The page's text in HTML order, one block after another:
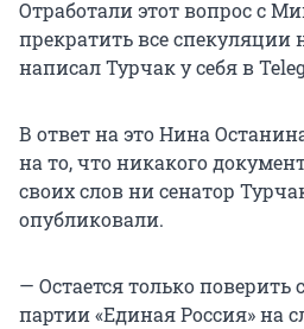
Отработали этот вопрос с
прекратить все спекуляции
написал Турчак у себя в
В ответ на это Нина
на то, что никакого
своих слов ни сенатор
опубликовали.
— Остается только поверить
партии «Единая Россия» на